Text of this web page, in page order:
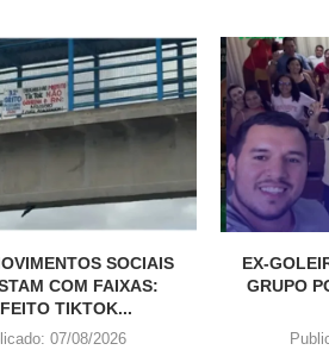
SOCIAIS
COM FAIXAS:
TIKTOK...
07/08/2026
EX-
GRUPO